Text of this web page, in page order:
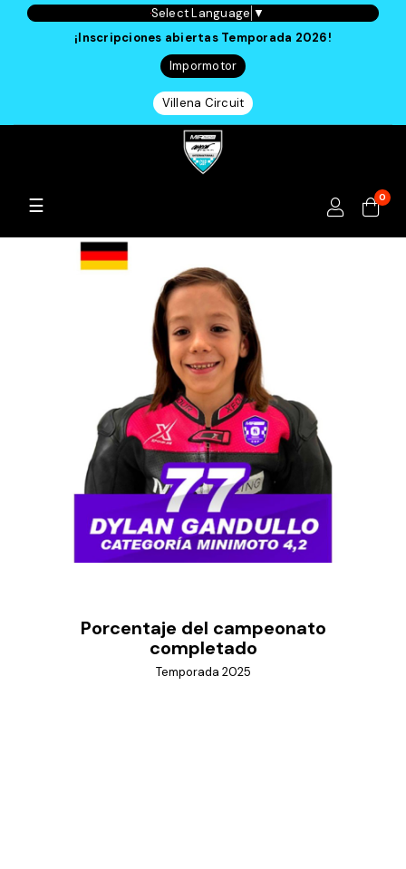
Select Language ▼
¡Inscripciones abiertas Temporada 2026!
Impormotor
Villena Circuit
Navegación
palanca
☰ 0
Porcentaje del campeonato
completado
Temporada 2025